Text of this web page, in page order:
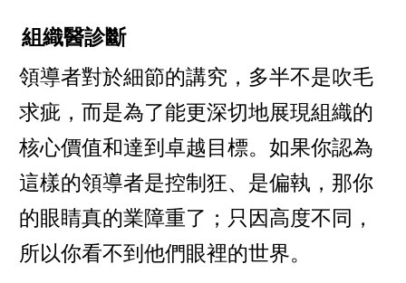
組織醫診斷
領導者對於細節的講究，多半不是吹毛
求疵，而是為了能更深切地展現組織的
核心價值和達到卓越目標。如果你認為
這樣的領導者是控制狂、是偏執，那你
的眼睛真的業障重了；只因高度不同，
所以你看不到他們眼裡的世界。